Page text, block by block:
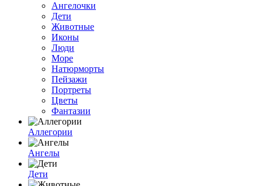
Ангелочки
Дети
Животные
Иконы
Люди
Море
Натюрморты
Пейзажи
Портреты
Цветы
Фантазии
Аллегории
Ангелы
Дети